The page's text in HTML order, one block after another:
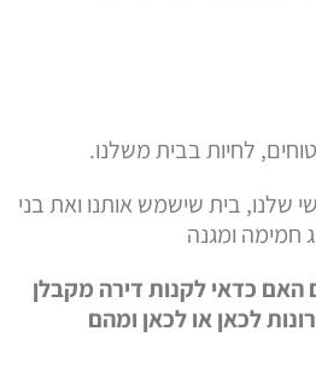
לחיות בבית משלנו.
שלנו, בית שישמש אותנו ואת בני
חמימה ומגנה
האם כדאי לקנות דירה מקבלן
לכאן או לכאן ומהם